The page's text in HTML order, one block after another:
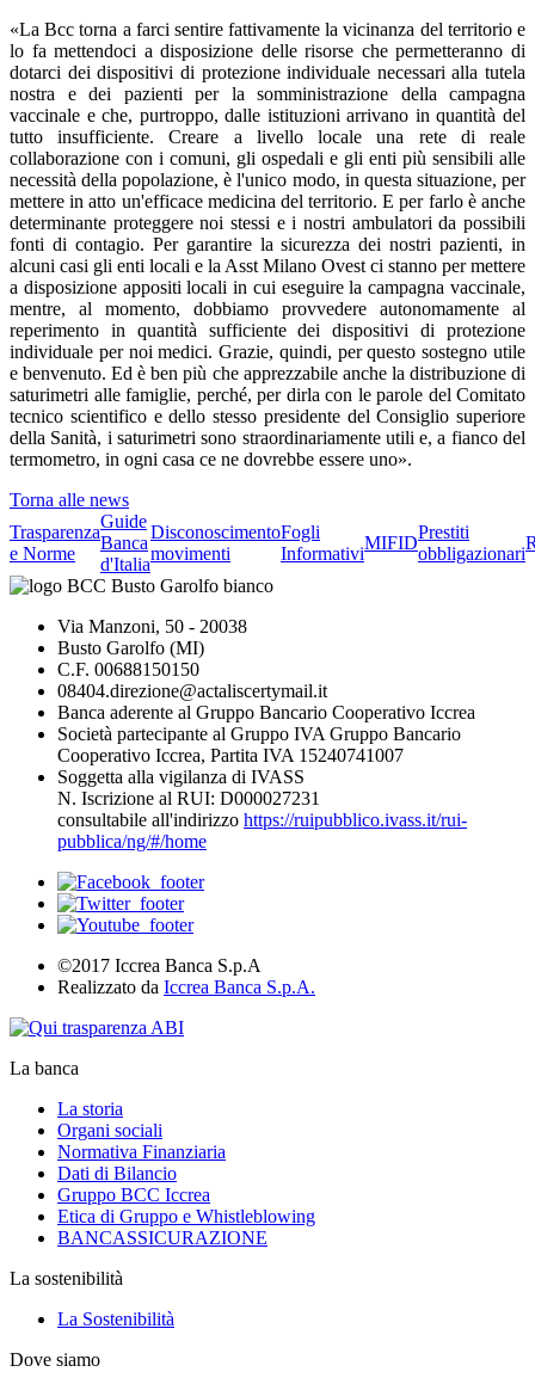
«La Bcc torna a farci sentire fattivamente la vicinanza del territorio e
lo fa mettendoci a disposizione delle risorse che permetteranno di
dotarci dei dispositivi di protezione individuale necessari alla tutela
nostra e dei pazienti per la somministrazione della campagna
vaccinale e che, purtroppo, dalle istituzioni arrivano in quantità del
tutto insufficiente. Creare a livello locale una rete di reale
collaborazione con i comuni, gli ospedali e gli enti più sensibili alle
necessità della popolazione, è l'unico modo, in questa situazione, per
mettere in atto un'efficace medicina del territorio. E per farlo è anche
determinante proteggere noi stessi e i nostri ambulatori da possibili
fonti di contagio. Per garantire la sicurezza dei nostri pazienti, in
alcuni casi gli enti locali e la Asst Milano Ovest ci stanno per mettere
a disposizione appositi locali in cui eseguire la campagna vaccinale,
mentre, al momento, dobbiamo provvedere autonomamente al
reperimento in quantità sufficiente dei dispositivi di protezione
individuale per noi medici. Grazie, quindi, per questo sostegno utile
e benvenuto. Ed è ben più che apprezzabile anche la distribuzione di
saturimetri alle famiglie, perché, per dirla con le parole del Comitato
tecnico scientifico e dello stesso presidente del Consiglio superiore
della Sanità, i saturimetri sono straordinariamente utili e, a fianco del
termometro, in ogni casa ce ne dovrebbe essere uno».
Torna alle news
Trasparenza
e Norme
Guide
Banca
d'Italia
Disconoscimento
movimenti
Fogli
Informativi
MIFID
Prestiti
obbligazionari
Via Manzoni, 50 - 20038
Busto Garolfo (MI)
C.F. 00688150150
08404.direzione@actaliscertymail.it
Banca aderente al Gruppo Bancario Cooperativo Iccrea
Società partecipante al Gruppo IVA Gruppo Bancario
Cooperativo Iccrea, Partita IVA 15240741007
Soggetta alla vigilanza di IVASS
N. Iscrizione al RUI: D000027231
consultabile all'indirizzo https://ruipubblico.ivass.it/rui-
pubblica/ng/#/home
©2017 Iccrea Banca S.p.A
Realizzato da Iccrea Banca S.p.A.
La banca
La storia
Organi sociali
Normativa Finanziaria
Dati di Bilancio
Gruppo BCC Iccrea
Etica di Gruppo e Whistleblowing
BANCASSICURAZIONE
La sostenibilità
La Sostenibilità
Dove siamo